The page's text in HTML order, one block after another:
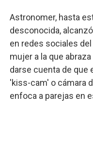
Astronomer, hasta
desconocida,
en redes sociales
mujer a la que
darse cuenta de que
'kiss-cam' o cámara
enfoca a parejas en